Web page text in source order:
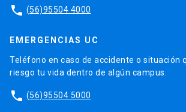
phone (56)95504 4000
EMERGENCIAS UC
Teléfono en caso de accidente o situación
riesgo tu vida dentro de algún campus.
phone (56)95504 5000